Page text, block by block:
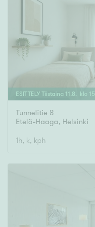
ESITTELY Tiistaina 11 .8. klo 15
Tunnelitie 8
Etelä-Haaga, Helsinki
1h, k, kph